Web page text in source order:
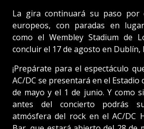
La gira continuará su paso por
europeos, con paradas en
como el Wembley Stadium de
concluir el 17 de agosto en Dublín,
¡Prepárate para el espectáculo
AC/DC se presentará en el Estadio
de mayo y el 1 de junio. Y como
antes del concierto podrás
atmósfera del rock en el AC/DC